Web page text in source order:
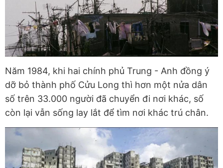
Năm 1984, khi hai chính phủ Trung - Anh đồng ý
dỡ bỏ thành phố Cửu Long thì hơn một nửa dân
số trên 33.000 người đã chuyển đi nơi khác, số
còn lại vẫn sống lay lắt để tìm nơi khác trú chân.